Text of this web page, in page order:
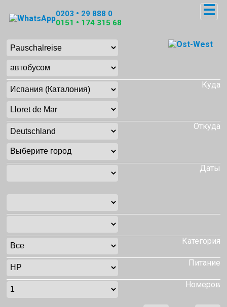
0203 • 29 888 0
0151 • 174 315 68
☰
Куда
Откуда
Даты
Категория
Питание
Номеров